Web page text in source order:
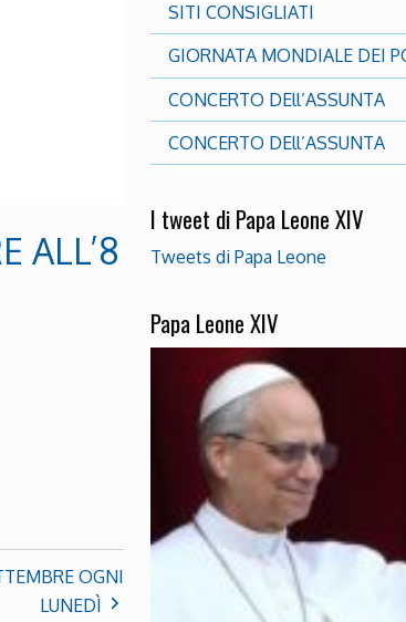
ALL’8
OGNI
LUNEDÌ
SITI CONSIGLIATI
GIORNATA MONDIALE DEI
CONCERTO DEll’ASSUNTA
CONCERTO DEll’ASSUNTA
I tweet di Papa Leone XIV
Tweets di Papa Leone
Papa Leone XIV